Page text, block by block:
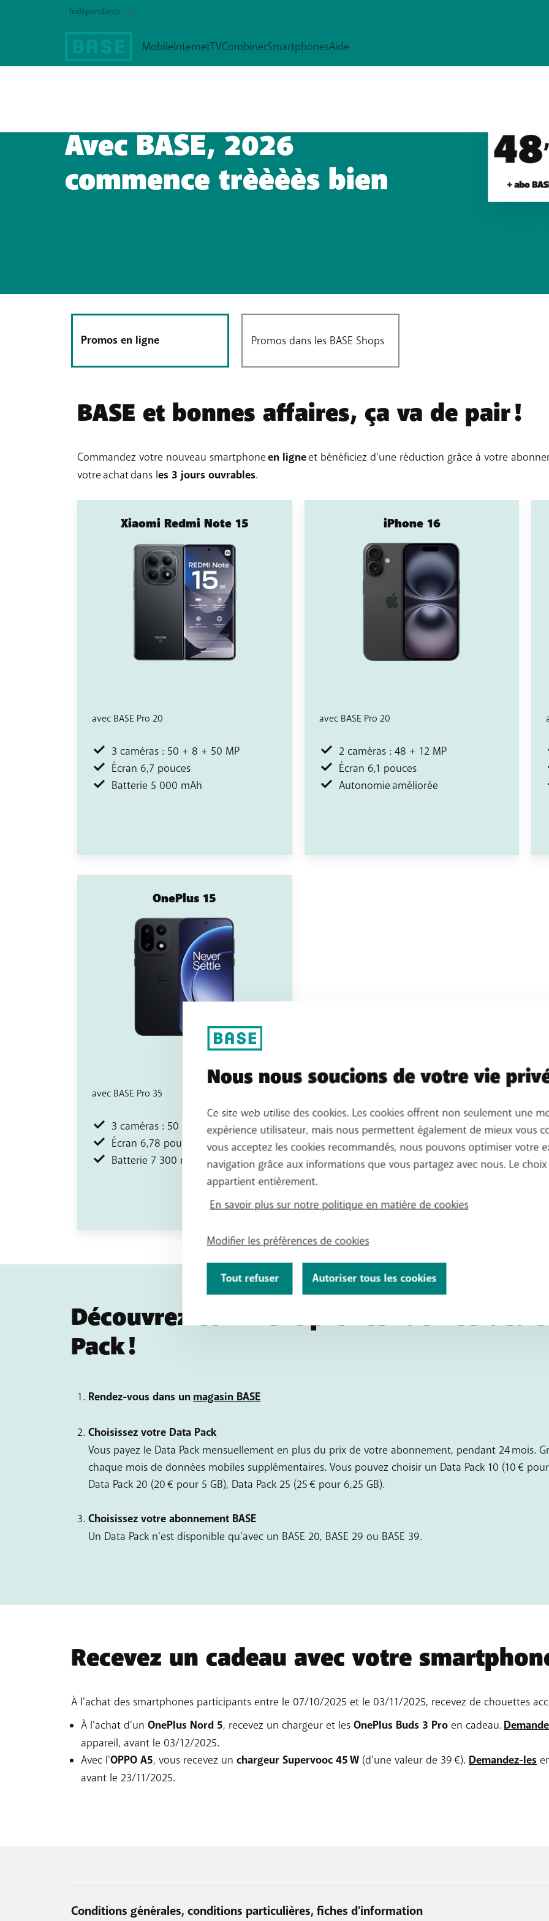
Avec BASE, 2026
commence trèèèès bien
Promos en ligne Promos dans les BASE Shops
BASE et bonnes affaires, ça va de pair !
Commandez votre nouveau smartphoneen ligneet bénéficiez d’une réduction grâce à votre
votre achat dans les 3 jours ouvrables.
Xiaomi Redmi Note 15
avec BASE Pro 20
3 caméras : 50 + 8 + 50 MP
Écran 6,7 pouces
Batterie 5 000 mAh
iPhone 16
avec BASE Pro 20
2 caméras : 48 + 12 MP
Écran 6,1 pouces
Autonomie améliorée
OnePlus 15
avec BASE Pro 35
3 caméras : 50 + 50 + 50 MP
Écran 6,78 pouces
Batterie 7 300 mAh
Découvrez comment profiter de nos
Pack !
Rendez-vous dans un magasin BASE
Choisissez votre Data Pack
Vous payez le Data Pack mensuellement en plus du prix de votre abonnement, pendant 24 mois.
chaque mois de données mobiles supplémentaires. Vous pouvez choisir un Data Pack 10 (10 € pour
Data Pack 20 (20 € pour 5 GB), Data Pack 25 (25 € pour 6,25 GB).
Choisissez votre abonnement BASE
Un Data Pack n'est disponible qu'avec un BASE 20, BASE 29 ou BASE 39.
Recevez un cadeau avec votre
À l'achat des smartphones participants entre le 07/10/2025 et le 03/11/2025, recevez de chouettes
À l'achat d'un OnePlus Nord 5, recevez un chargeur et les OnePlus Buds 3 Pro en cadeau.
appareil, avant le 03/12/2025.
Avec l'OPPO A5, vous recevez un chargeur Supervooc 45 W (d'une valeur de 39 €). Demandez-les
avant le 23/11/2025.
Conditions générales, conditions particulières, fiches d'information
Nous nous soucions de votre vie
Ce site web utilise des cookies. Les cookies offrent non seulement une
expérience utilisateur, mais nous permettent également de mieux vous
vous acceptez les cookies recommandés, nous pouvons optimiser votre
navigation grâce aux informations que vous partagez avec nous. Le
appartient entièrement.
En savoir plus sur notre politique en matière de cookies
Modifier les préférences de cookies
Tout refuser Autoriser tous les cookies